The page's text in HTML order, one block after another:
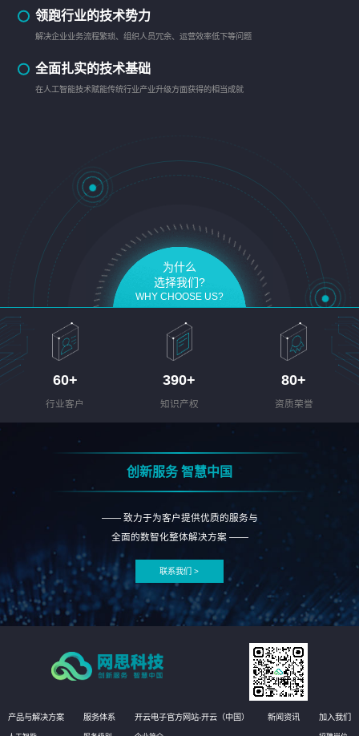
领跑行业的技术势力
解决企业业务流程繁琐、组织人员冗余、运营效率低下等问题
全面扎实的技术基础
在人工智能技术赋能传统行业产业升级方面获得的相当成就
为什么
选择我们?
WHY CHOOSE US?
60+
行业客户
390+
知识产权
80+
资质荣誉
创新服务 智慧中国
—— 致力于为客户提供优质的服务与
全面的数智化整体解决方案 ——
联系我们 >
产品与解决方案 服务体系 开云电子官方网站-开云（中国） 新闻资讯 加入我们